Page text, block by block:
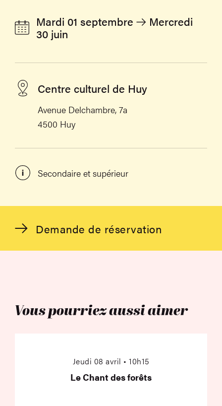
Demande de réservation
Mardi 01 septembre
Mercredi
30 juin
Centre culturel de Huy
Avenue Delchambre, 7a
4500 Huy
Secondaire et supérieur
Vous pourriez aussi aimer
Jeudi 08 avril • 10h15
Le Chant des forêts